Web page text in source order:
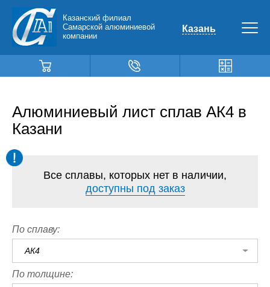
Казанский филиал
Самарской алюминиевой
компании
Казань
Алюминиевый лист сплав АК4 в
Казани
Все сплавы, которых нет в наличии,
доступны под заказ
По сплаву:
АК4
По толщине: